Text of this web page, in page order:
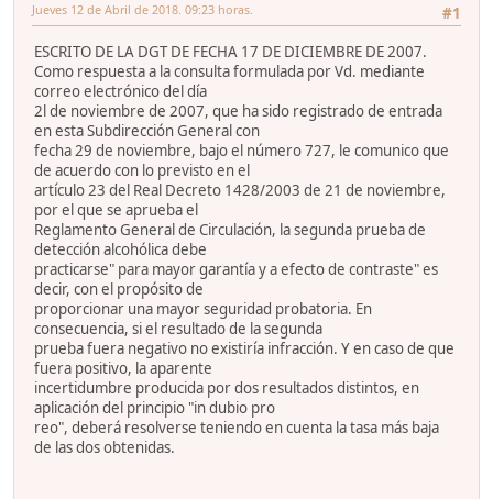
#1
Jueves 12 de Abril de 2018. 09:23 horas.
ESCRITO DE LA DGT DE FECHA 17 DE DICIEMBRE DE 2007.
Como respuesta a la consulta formulada por Vd. mediante
correo electrónico del día
2l de noviembre de 2007, que ha sido registrado de entrada
en esta Subdirección General con
fecha 29 de noviembre, bajo el número 727, le comunico que
de acuerdo con lo previsto en el
artículo 23 del Real Decreto 1428/2003 de 21 de noviembre,
por el que se aprueba el
Reglamento General de Circulación, la segunda prueba de
detección alcohólica debe
practicarse" para mayor garantía y a efecto de contraste" es
decir, con el propósito de
proporcionar una mayor seguridad probatoria. En
consecuencia, si el resultado de la segunda
prueba fuera negativo no existiría infracción. Y en caso de que
fuera positivo, la aparente
incertidumbre producida por dos resultados distintos, en
aplicación del principio "in dubio pro
reo", deberá resolverse teniendo en cuenta la tasa más baja
de las dos obtenidas.